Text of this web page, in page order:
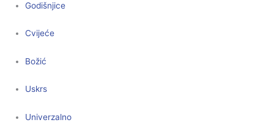
Godišnjice
Cvijeće
Božić
Uskrs
Univerzalno